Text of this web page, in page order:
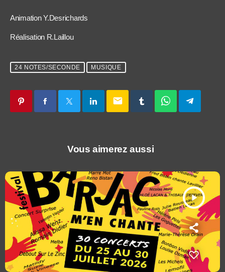
Animation Y.Desrichards
Réalisation R.Laillou
24 NOTES/SECONDE MUSIQUE
email
Vous aimerez aussi
play_arrow